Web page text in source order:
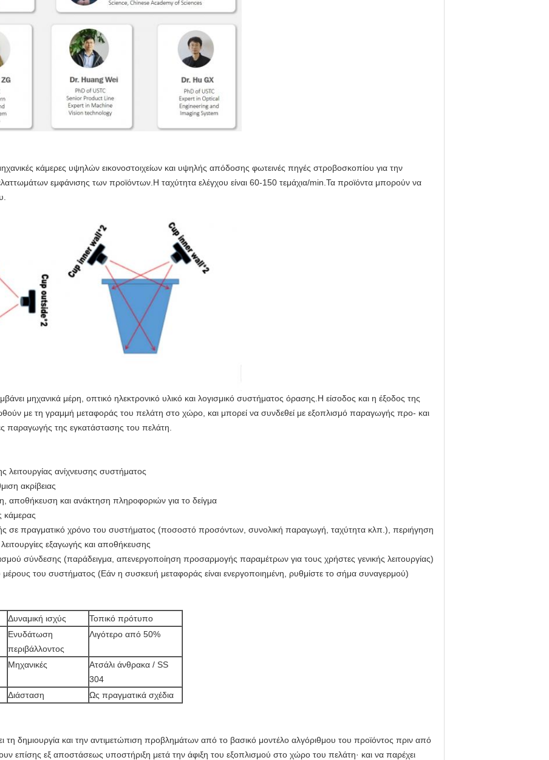
κάμερες υψηλών εικονοστοιχείων και υψηλής απόδοσης φωτεινές πηγές στροβοσκοπίου για την
εμφάνισης των προϊόντων.Η ταχύτητα ελέγχου είναι 60-150 τεμάχια/min.Τα προϊόντα μπορούν να
μηχανικά μέρη, οπτικό ηλεκτρονικό υλικό και λογισμικό συστήματος όρασης.Η είσοδος και η έξοδος της
με τη γραμμή μεταφοράς του πελάτη στο χώρο, και μπορεί να συνδεθεί με εξοπλισμό παραγωγής προ- και
παραγωγής της εγκατάστασης του πελάτη.
λειτουργίας ανίχνευσης συστήματος
ακρίβειας
αποθήκευση και ανάκτηση πληροφοριών για το δείγμα
κάμερας
σε πραγματικό χρόνο του συστήματος (ποσοστό προσόντων, συνολική παραγωγή, ταχύτητα κλπ.), περιήγηση
εξαγωγής και αποθήκευσης
σύνδεσης (παράδειγμα, απενεργοποίηση προσαρμογής παραμέτρων για τους χρήστες γενικής λειτουργίας)
μέρους του συστήματος (Εάν η συσκευή μεταφοράς είναι ενεργοποιημένη, ρυθμίστε το σήμα συναγερμού)
Δυναμική ισχύς
Τοπικό πρότυπο
Ενυδάτωση
περιβάλλοντος
Λιγότερο από 50%
Μηχανικές
Ατσάλι άνθρακα / SS
304
Διάσταση Ως πραγματικά σχέδια
δημιουργία και την αντιμετώπιση προβλημάτων από το βασικό μοντέλο αλγόριθμου του προϊόντος πριν από
επίσης εξ αποστάσεως υποστήριξη μετά την άφιξη του εξοπλισμού στο χώρο του πελάτη· και να παρέχει